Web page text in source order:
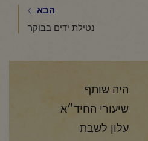
הבא
נטילת ידים בבוקר
היה שותף
שיעורי החיד״א
עלון לשבת